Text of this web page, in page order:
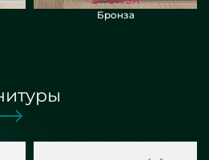
Бронза